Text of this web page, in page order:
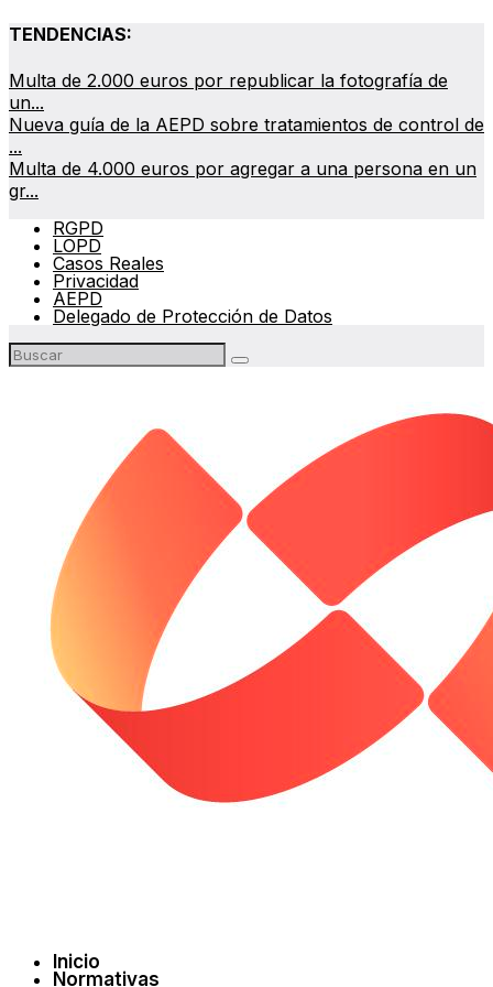
TENDENCIAS:
Multa de 2.000 euros por republicar la fotografía de
un...
Nueva guía de la AEPD sobre tratamientos de control de
...
Multa de 4.000 euros por agregar a una persona en un
gr...
RGPD
LOPD
Casos Reales
Privacidad
AEPD
Delegado de Protección de Datos
Inicio
Normativas